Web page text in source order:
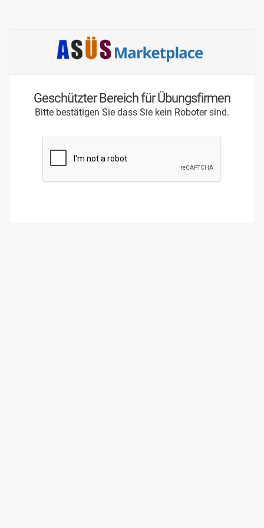
Geschützter Bereich für Übungsfirmen
Bitte bestätigen Sie dass Sie kein Roboter sind.